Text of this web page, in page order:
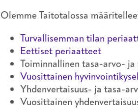
Olemme Taitotalossa
Turvallisemman tilan
Eettiset periaatteet
Toiminnallinen tasa-arvo-
Vuosittainen
Yhdenvertaisuus- ja tasa-
Vuosittainen